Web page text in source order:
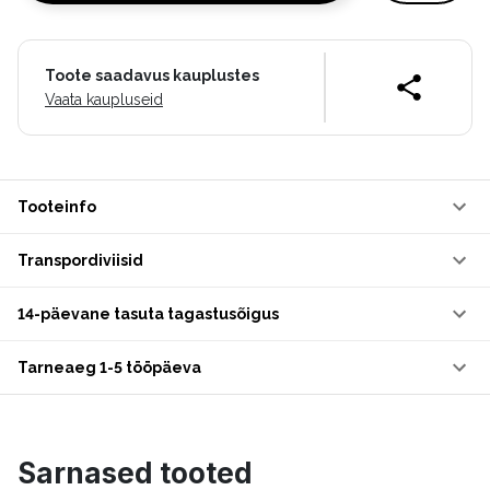
Toote saadavus kauplustes
Vaata kaupluseid
Tooteinfo
Transpordiviisid
14-päevane tasuta tagastusõigus
Tarneaeg 1-5 tööpäeva
Sarnased tooted